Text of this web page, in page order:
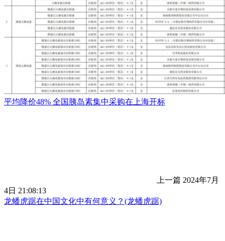
平均降价48% 全国胰岛素集中采购在上海开标
上一篇 2024年7月
4日 21:08:13
龙蟠虎踞在中国文化中有何意义？(龙蟠虎踞)